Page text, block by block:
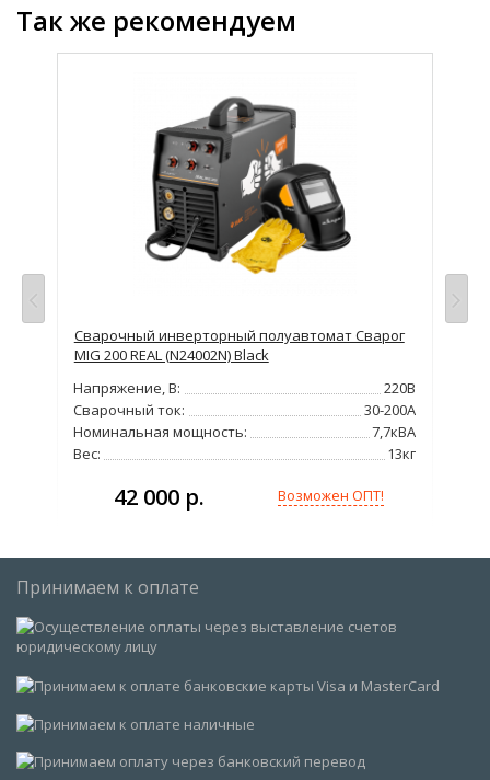
Так же рекомендуем
Сварочный инверторный полуавтомат Сварог
MIG 200 REAL (N24002N) Black
Напряжение, В:
220В
Сварочный ток:
30-200А
Номинальная мощность:
7,7кВА
Вес:
13кг
42 000 р. Возможен ОПТ!
Принимаем к оплате